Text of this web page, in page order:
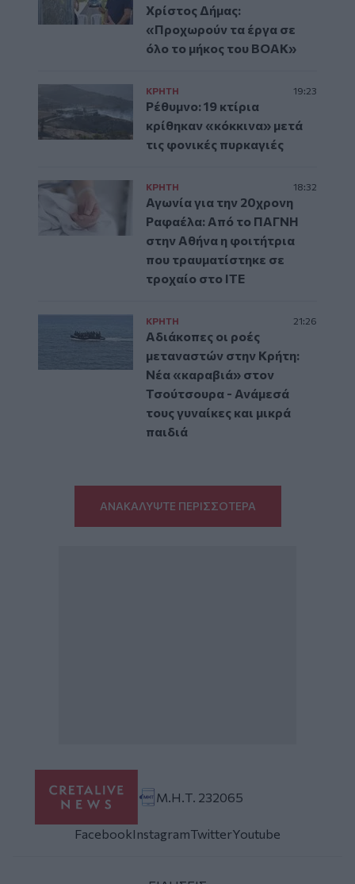
Χρίστος Δήμας:
«Προχωρούν τα έργα σε
όλο το μήκος του ΒΟΑΚ»
ΚΡΗΤΗ 19:23
Ρέθυμνο: 19 κτίρια
κρίθηκαν «κόκκινα» μετά
τις φονικές πυρκαγιές
ΚΡΗΤΗ 18:32
Αγωνία για την 20χρονη
Ραφαέλα: Από το ΠΑΓΝΗ
στην Αθήνα η φοιτήτρια
που τραυματίστηκε σε
τροχαίο στο ΙΤΕ
ΚΡΗΤΗ 21:26
Αδιάκοπες οι ροές
μεταναστών στην Κρήτη:
Νέα «καραβιά» στον
Τσούτσουρα - Ανάμεσά
τους γυναίκες και μικρά
παιδιά
ΑΝΑΚΑΛΥΨΤΕ ΠΕΡΙΣΣΟΤΕΡΑ
Μ.Η.Τ. 232065
FacebookInstagramTwitterYoutube